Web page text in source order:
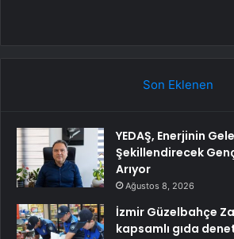
Son Eklenen
YEDAŞ, Enerjinin
Şekillendirecek
Arıyor
Ağustos 8, 2026
İzmir Güzelbahçe
kapsamlı gıda